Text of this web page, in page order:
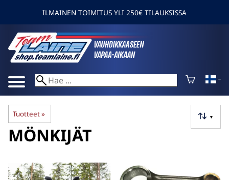
ILMAINEN TOIMITUS YLI 250€ TILAUKSISSA
Tuotteet‪» ▼
MÖNKIJÄT